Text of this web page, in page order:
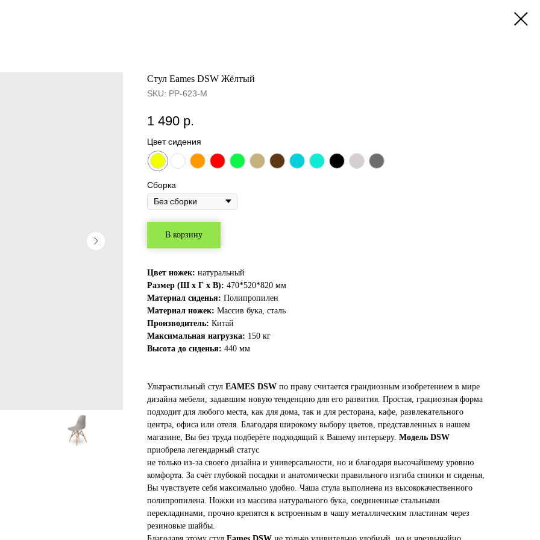
Cтул Eames DSW Жёлтый
SKU: PP-623-M
1 490 р.
Цвет сидения
Сборка
В корзину
Цвет ножек: натуральный
Размер (Ш х Г х В): 470*520*820 мм
Материал сиденья: Полипропилен
Материал ножек: Массив бука, сталь
Производитель: Китай
Максимальная нагрузка: 150 кг
Высота до сиденья: 440 мм
Ультрастильный стул EAMES DSW по праву считается грандиозным изобретением в мире
дизайна мебели, задавшим новую тенденцию для его развития. Простая, грациозная форма
подходит для любого места, как для дома, так и для ресторана, кафе, развлекательного
центра, офиса или отеля. Благодаря широкому выбору цветов, представленных в нашем
магазине, Вы без труда подберёте подходящий к Вашему интерьеру. Модель DSW
приобрела легендарный статус
не только из-за своего дизайна и универсальности, но и благодаря высочайшему уровню
комфорта. За счёт глубокой посадки и анатомически правильного изгиба спинки и сиденья,
Вы чувствуете себя максимально удобно. Чаша стула выполнена из высококачественного
полипропилена. Ножки из массива натурального бука, соединенные стальными
перекладинами, прочно крепятся к встроенным в чашу металлическим пластинам через
резиновые шайбы.